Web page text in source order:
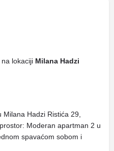
lokaciji Milana Hadzi
Hadzi Ristića 29,
Moderan apartman 2 u
spavaćom sobom i